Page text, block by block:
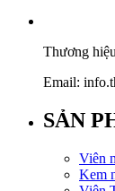
Thương
Email:
SẢN
Viên
Kem